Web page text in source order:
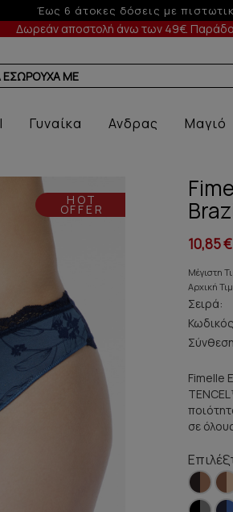
Έως 3 άτοκες δόσεις με
Δωρεάν αποστολή άνω των 49€.
ΕΣΩΡΟΥΧΑ ΜΕ ΠΡΟΣΦΟΡΑ
Γυναίκα Ανδρας Μαγιό
HOT
OFFER
10,85 €
Μέγιστη
Αρχική
Σειρά:
Fimelle
σε